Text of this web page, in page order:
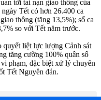
tới tai nạn giao thông của
Tết có hơn 26.400 ca
thông (tăng 13,5%); số ca
so với Tết năm trước.
quyết liệt lực lượng Cảnh sát
tăng cường 100% quân số
phạm, đặc biệt xử lý chuyên
Tết Nguyên đán.